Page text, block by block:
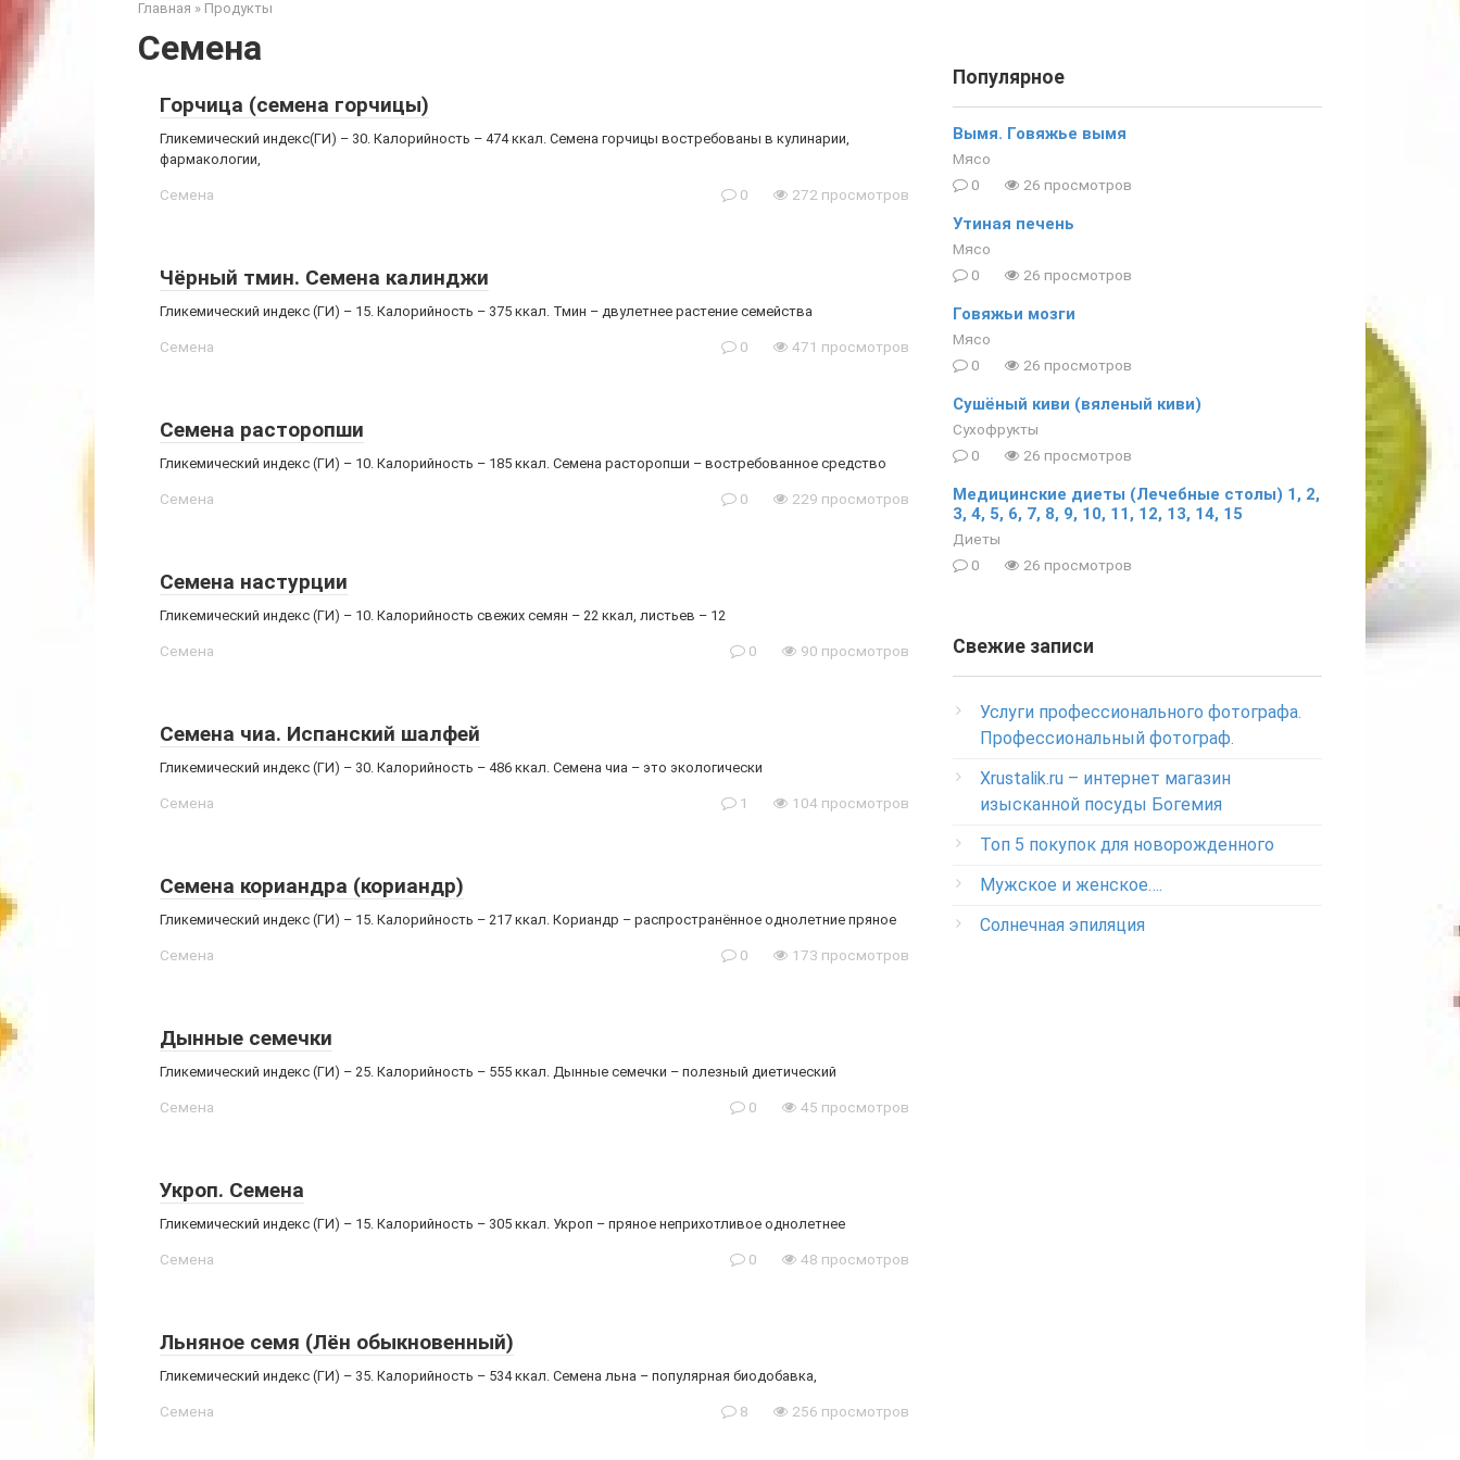
Главная » Продукты
Семена
Горчица (семена горчицы)
Гликемический индекс(ГИ) – 30. Калорийность – 474 ккал. Семена горчицы востребованы в кулинарии,
фармакологии,
Семена 0 272 просмотров
Чёрный тмин. Семена калинджи
Гликемический индекс (ГИ) – 15. Калорийность – 375 ккал. Тмин – двулетнее растение семейства
Семена 0 471 просмотров
Семена расторопши
Гликемический индекс (ГИ) – 10. Калорийность – 185 ккал. Семена расторопши – востребованное средство
Семена 0 229 просмотров
Семена настурции
Гликемический индекс (ГИ) – 10. Калорийность свежих семян – 22 ккал, листьев – 12
Семена 0 90 просмотров
Семена чиа. Испанский шалфей
Гликемический индекс (ГИ) – 30. Калорийность – 486 ккал. Семена чиа – это экологически
Семена 1 104 просмотров
Семена кориандра (кориандр)
Гликемический индекс (ГИ) – 15. Калорийность – 217 ккал. Кориандр – распространённое однолетние пряное
Семена 0 173 просмотров
Дынные семечки
Гликемический индекс (ГИ) – 25. Калорийность – 555 ккал. Дынные семечки – полезный диетический
Семена 0 45 просмотров
Укроп. Семена
Гликемический индекс (ГИ) – 15. Калорийность – 305 ккал. Укроп – пряное неприхотливое однолетнее
Семена 0 48 просмотров
Льняное семя (Лён обыкновенный)
Гликемический индекс (ГИ) – 35. Калорийность – 534 ккал. Семена льна – популярная биодобавка,
Семена 8 256 просмотров
Популярное
Вымя. Говяжье вымя
Мясо
0
26 просмотров
Утиная печень
Мясо
0
26 просмотров
Говяжьи мозги
Мясо
0
26 просмотров
Сушёный киви (вяленый киви)
Сухофрукты
0
26 просмотров
Медицинские диеты (Лечебные столы) 1, 2,
3, 4, 5, 6, 7, 8, 9, 10, 11, 12, 13, 14, 15
Диеты
0
26 просмотров
Свежие записи
Услуги профессионального фотографа.
Профессиональный фотограф.
Xrustalik.ru – интернет магазин
изысканной посуды Богемия
Топ 5 покупок для новорожденного
Мужское и женское….
Солнечная эпиляция